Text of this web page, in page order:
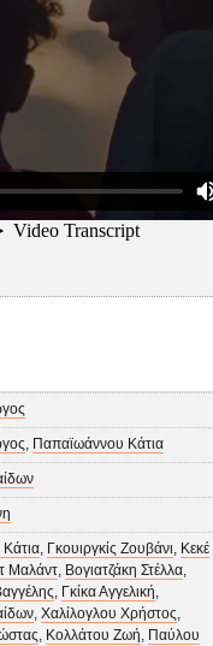
, Παπαϊωάννου Κάτια
, Γκουιργκίς Ζουβάνι, Κεκέ
Μαλάντ, Βογιατζάκη Στέλλα,
, Γκίκα Αγγελική,
, Χαλίλογλου Χρήστος,
, Κολλάτου Ζωή, Παύλου